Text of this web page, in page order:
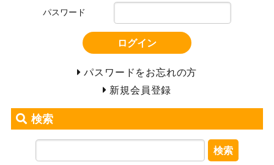
パスワード
ログイン
パスワードをお忘れの方
新規会員登録
検索
検索